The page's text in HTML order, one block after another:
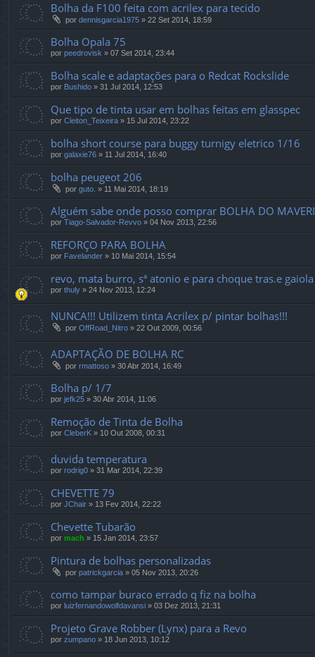
Bolha da F100 feita com acrilex para tecido
por dennisgarcia1975 » 22 Set 2014, 18:59
Bolha Opala 75
por peedrovisk » 07 Set 2014, 23:44
Bolha scale e adaptações para o Redcat Rockslide
por Bushido » 31 Jul 2014, 12:53
Que tipo de tinta usar em bolhas feitas em glasspec
por Cleiton_Teixeira » 15 Jul 2014, 23:22
bolha short course para buggy turnigy eletrico 1/16
por galaxie76 » 11 Jul 2014, 16:40
bolha peugeot 206
por guto. » 11 Mai 2014, 18:19
Alguém sabe onde posso comprar BOLHA DO
por Tiago-Salvador-Revvo » 04 Nov 2013, 22:56
REFORÇO PARA BOLHA
por Favelander » 10 Mai 2014, 15:54
revo, mata burro, sª atonio e para choque tras.e gaiola
por thuly » 24 Nov 2013, 12:24
NUNCA!!! Utilizem tinta Acrilex p/ pintar bolhas!!!
por OffRoad_Nitro » 22 Out 2009, 00:56
ADAPTAÇÃO DE BOLHA RC
por rmattoso » 30 Abr 2014, 16:49
Bolha p/ 1/7
por jefk25 » 30 Abr 2014, 11:06
Remoção de Tinta de Bolha
por CleberK » 10 Out 2008, 00:31
duvida temperatura
por rodrig0 » 31 Mar 2014, 22:39
CHEVETTE 79
por JChair » 13 Fev 2014, 22:22
Chevette Tubarão
por mach » 15 Jan 2014, 23:57
Pintura de bolhas personalizadas
por patrickgarcia » 05 Nov 2013, 20:26
como tampar buraco errado q fiz na bolha
por luizfernandowolfdavansi » 03 Dez 2013, 21:31
Projeto Grave Robber (Lynx) para a Revo
por zumpano » 18 Jun 2013, 10:12